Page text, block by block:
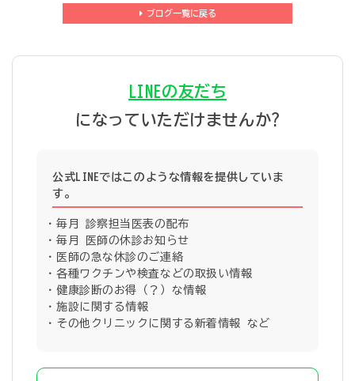
ブログ一覧に戻る
LINEの友だち
になっていただけませんか?
公式LINEではこのような情報を提供していま
す。
毎月 診察担当医表の配布
毎月 医師の休診お知らせ
医師の急な休診のご連絡
各種ワクチンや検査などの取扱い情報
健康診断のお得（？）な情報
施設に関する情報
その他クリニックに関する新着情報 など